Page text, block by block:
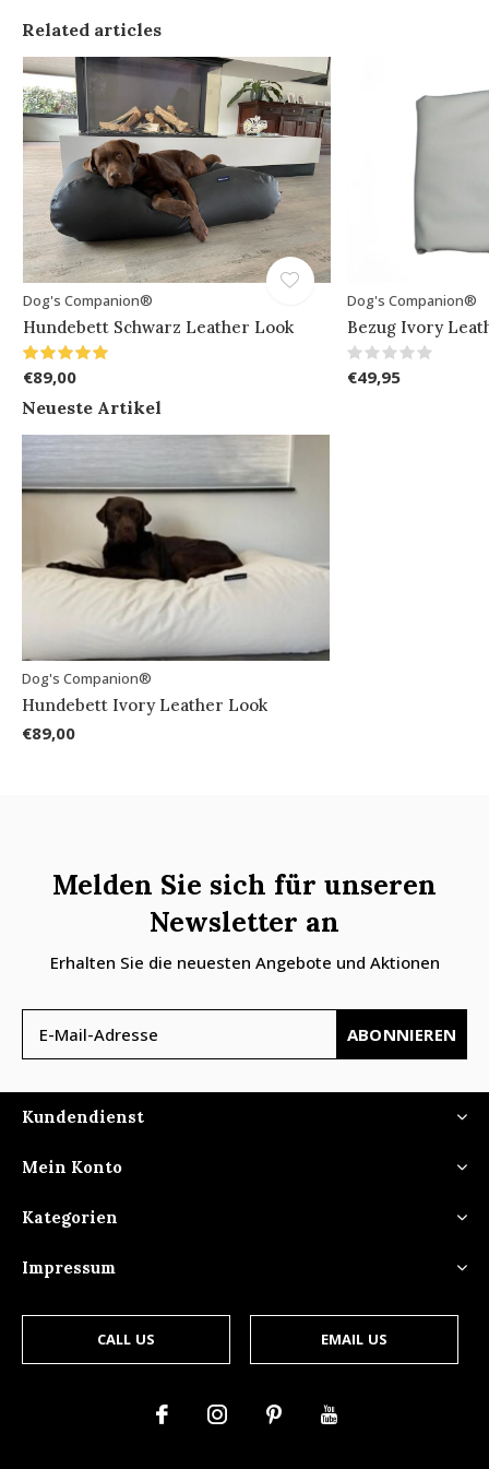
Related articles
Dog's Companion®
Hundebett Schwarz Leather Look
€89,00
Dog's Companion®
Bezug Ivory
€49,95
Neueste Artikel
Dog's Companion®
Hundebett Ivory Leather Look
€89,00
Melden Sie sich für unseren
Newsletter an
Erhalten Sie die neuesten Angebote und Aktionen
ABONNIEREN
Kundendienst
Mein Konto
Kategorien
Impressum
CALL US EMAIL US